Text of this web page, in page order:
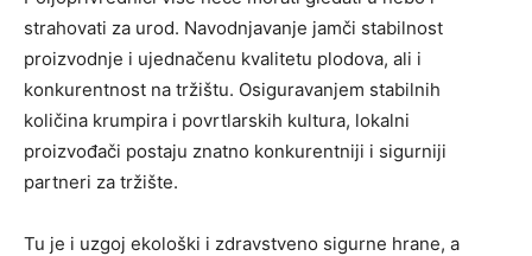
strahovati za urod. Navodnjavanje jamči stabilnost
proizvodnje i ujednačenu kvalitetu plodova, ali i
konkurentnost na tržištu. Osiguravanjem stabilnih
količina krumpira i povrtlarskih kultura, lokalni
proizvođači postaju znatno konkurentniji i sigurniji
partneri za tržište.
Tu je i uzgoj ekološki i zdravstveno sigurne hrane, a